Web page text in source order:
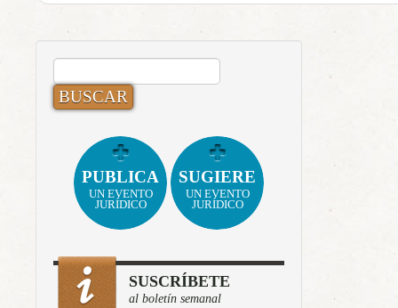
BUSCAR:
PUBLICA
UN EVENTO
JURÍDICO
SUGIERE
UN EVENTO
JURÍDICO
SUSCRÍBETE
al boletín semanal